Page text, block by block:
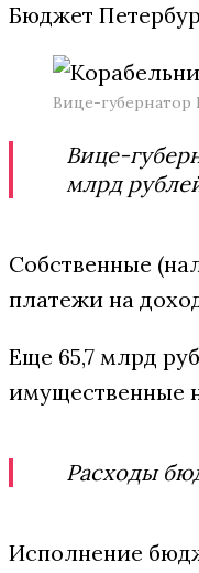
Бюджет
Вице-губернатор
Вице-
млрд
Собственные
платежи на
Еще 65,7 млрд
имущественные
Расходы
Исполнение